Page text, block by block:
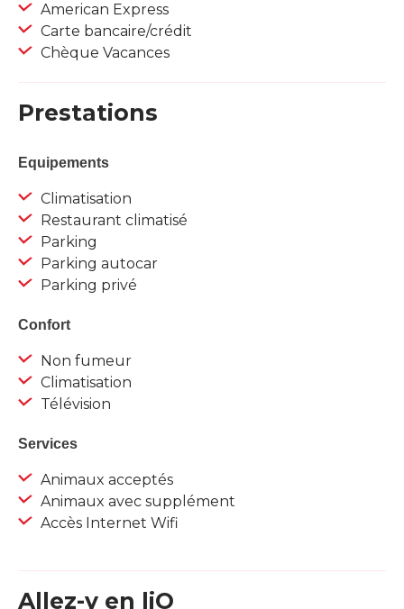
American Express
Carte bancaire/crédit
Chèque Vacances
Prestations
Equipements
Climatisation
Restaurant climatisé
Parking
Parking autocar
Parking privé
Confort
Non fumeur
Climatisation
Télévision
Services
Animaux acceptés
Animaux avec supplément
Accès Internet Wifi
Allez-y en liO